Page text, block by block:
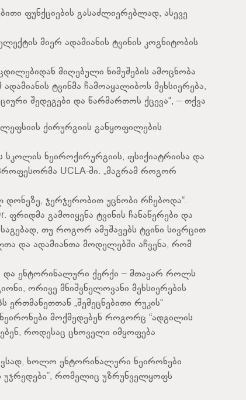
ფუნქციების გასაძლიერებლად, ასევე
მიერ ადამიანის ტვინის კოგნიტობის
მიღებული ნიმუშების ამოცნობა
ტვინმა ჩამოაყალიბოს მეხსიერება,
შედეგები და წარმართოს ქცევა“, – თქვა
ქირურგიის განყოფილების
სკოლის ნეიროქირურგიის, ფსიქიატრიისა და
UCLA-ში. „მაგრამ როგორ
დონეზე, ჯერჯერობით უცნობი რჩებოდა“.
ფრიდმა გამოიყენა ტვინის ჩანაწერები და
თუ როგორ ამუშავებს ტვინი სივრცით
და ადამიანთა მოდელებში აჩვენა, რომ
და ენტორინალური ქერქი – მთავარ როლს
ორივე მნიშვნელოვანი მეხსიერების
ერთმანეთთან „შემეცნებითი რუკის“
ნეირონები მოქმედებენ როგორც “ადგილის
როდესაც ცხოველი იმყოფება
ხოლო ენტორინალური ნეირონები
უჯრედები”, რომელიც უზრუნველყოფს